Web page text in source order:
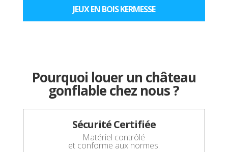
JEUX EN BOIS KERMESSE
Pourquoi louer un château
gonflable chez nous ?
Sécurité Certifiée
Matériel contrôlé
et conforme aux normes.